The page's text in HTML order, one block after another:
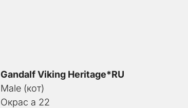
Gandalf Viking Heritage*RU
Male (кот)
Окрас а 22